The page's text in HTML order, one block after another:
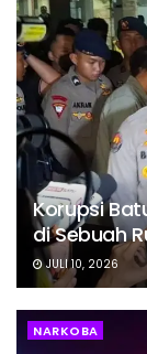
Korupsi
di Sebuah
JULI 10, 2026
NARKOBA